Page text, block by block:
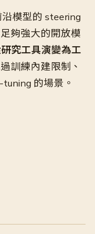
模型的 steering
夠強大的開放模
究工具演變為工
訓練內建限制、
的場景。